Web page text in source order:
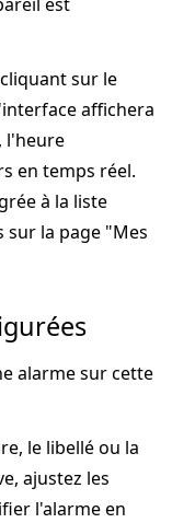
sur le
affichera
l'heure
en temps réel.
à la liste
sur la page "Mes
alarme sur cette
le libellé ou la
ajustez les
l'alarme en